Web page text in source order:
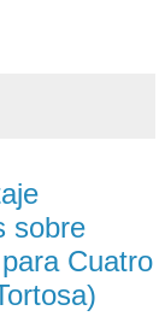
sobre
Cuatro